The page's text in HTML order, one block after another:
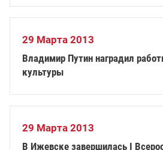
29 Марта 2013
Владимир Путин наградил
культуры
29 Марта 2013
В Ижевске завершилась I Всероссийская зимняя